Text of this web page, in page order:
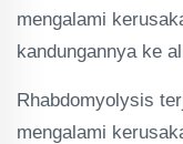
mengalami
kandungannya ke
Rhabdomyolysis
mengalami